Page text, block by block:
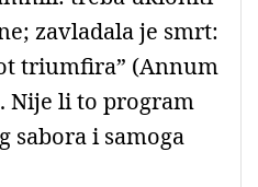
zavladala je smrt:
triumfira” (Annum
Nije li to program
sabora i samoga